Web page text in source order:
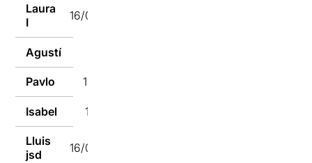
Laura
I
16/01/2017
Agustí
Pavlo 16/01/2017
Isabel 16/01/2017
Lluis
jsd
16/01/2017